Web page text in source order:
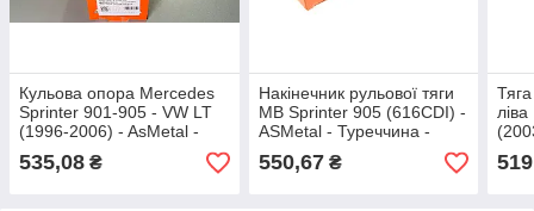
Кульова опора Mercedes
Sprinter 901-905 - VW LT
(1996-2006) - AsMetal -
Туреччина - 10MR0100
535,08 ₴
Накінечник рульової тяги
MB Sprinter 905 (616CDI) -
ASMetal - Туреччина -
17MR0900
550,67₴
Тяга